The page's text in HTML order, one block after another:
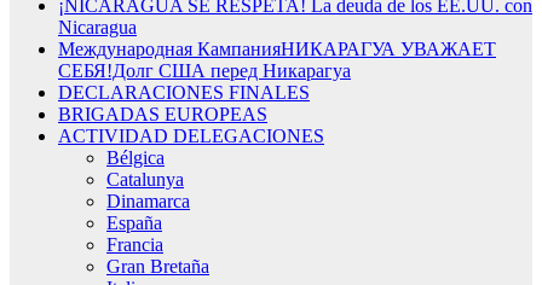
¡NICARAGUA SE RESPETA! La deuda de los EE.UU. con
Nicaragua
Международная КампанияНИКАРАГУА УВАЖАЕТ
СЕБЯ!Долг США перед Никарагуа
DECLARACIONES FINALES
BRIGADAS EUROPEAS
ACTIVIDAD DELEGACIONES
Bélgica
Catalunya
Dinamarca
España
Francia
Gran Bretaña